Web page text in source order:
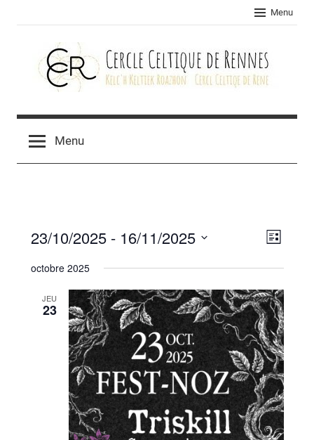
Menu
Cercle
celtique
Menu
par
Liste
23/10/2025 - 16/11/2025
date.
octobre 2025
JEU
23